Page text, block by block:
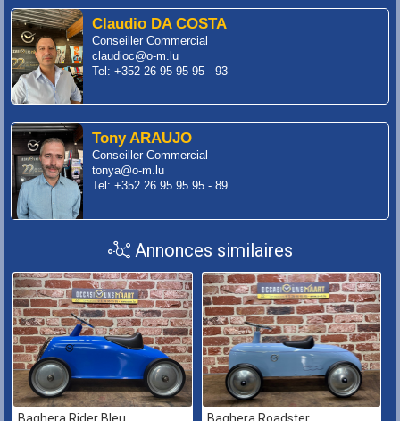
Claudio DA COSTA
Conseiller Commercial
claudioc@o-m.lu
Tel: +352 26 95 95 95 - 93
Tony ARAUJO
Conseiller Commercial
tonya@o-m.lu
Tel: +352 26 95 95 95 - 89
Annonces similaires
Baghera Rider Bleu Baghera Roadster